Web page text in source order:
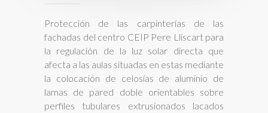
Protección de las carpinterías de las
fachadas del centro CEIP Pere Lliscart para
la regulación de la luz solar directa que
afecta a las aulas situadas en estas mediante
la colocación de celosías de aluminio de
lamas de pared doble orientables sobre
perfiles tubulares extrusionados lacados